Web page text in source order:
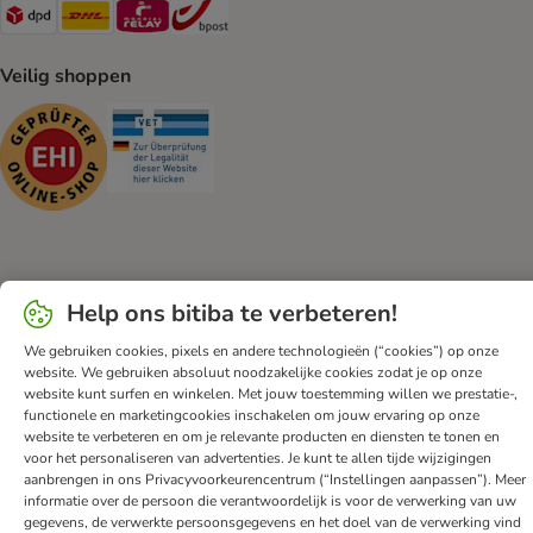
Dpd Shipping Method
DHL Shipping Method
Mondial Relay Shipping Method
Veilig shoppen
Security
Klantenservice
Herroepingsformulier
Privacyverklaring
Opt-out
Nieuwsbrief
Verzendkosten & levertijd
Betalingmethodes
Afval & Milieuvoorzieningen
Spaarprogramma
App
Voordelen
Toegankelijkheidsverklaring
bitiba GmbH 2026
Help ons bitiba te verbeteren!
We gebruiken cookies, pixels en andere technologieën (“cookies”) op onze
website. We gebruiken absoluut noodzakelijke cookies zodat je op onze
website kunt surfen en winkelen. Met jouw toestemming willen we prestatie-,
functionele en marketingcookies inschakelen om jouw ervaring op onze
website te verbeteren en om je relevante producten en diensten te tonen en
voor het personaliseren van advertenties. Je kunt te allen tijde wijzigingen
aanbrengen in ons Privacyvoorkeurencentrum (“Instellingen aanpassen”). Meer
informatie over de persoon die verantwoordelijk is voor de verwerking van uw
gegevens, de verwerkte persoonsgegevens en het doel van de verwerking vind